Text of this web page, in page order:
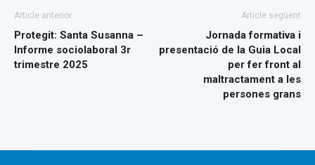
Article anterior
Protegit: Santa Susanna –
Informe sociolaboral 3r
trimestre 2025
Article següent
Jornada formativa i
presentació de la Guia Local
per fer front al
maltractament a les
persones grans